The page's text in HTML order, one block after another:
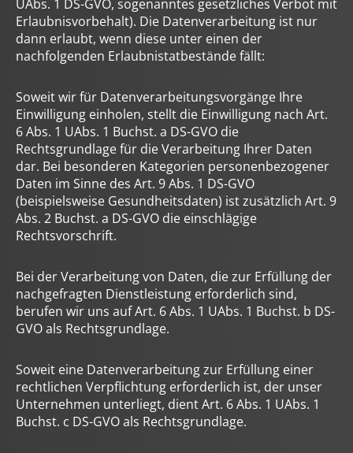
UAbs. 1 DS-GVO, sogenanntes gesetzliches Verbot mit
Erlaubnisvorbehalt). Die Datenverarbeitung ist nur
dann erlaubt, wenn diese unter einen der
nachfolgenden Erlaubnistatbestände fällt:
Soweit wir für Datenverarbeitungsvorgänge Ihre
Einwilligung einholen, stellt die Einwilligung nach Art.
6 Abs. 1 UAbs. 1 Buchst. a DS-GVO die
Rechtsgrundlage für die Verarbeitung Ihrer Daten
dar. Bei besonderen Kategorien personenbezogener
Daten im Sinne des Art. 9 Abs. 1 DS-GVO
(beispielsweise Gesundheitsdaten) ist zusätzlich Art. 9
Abs. 2 Buchst. a DS-GVO die einschlägige
Rechtsvorschrift.
Bei der Verarbeitung von Daten, die zur Erfüllung der
nachgefragten Dienstleistung erforderlich sind,
berufen wir uns auf Art. 6 Abs. 1 UAbs. 1 Buchst. b DS-
GVO als Rechtsgrundlage.
Soweit eine Datenverarbeitung zur Erfüllung einer
rechtlichen Verpflichtung erforderlich ist, der unser
Unternehmen unterliegt, dient Art. 6 Abs. 1 UAbs. 1
Buchst. c DS-GVO als Rechtsgrundlage.